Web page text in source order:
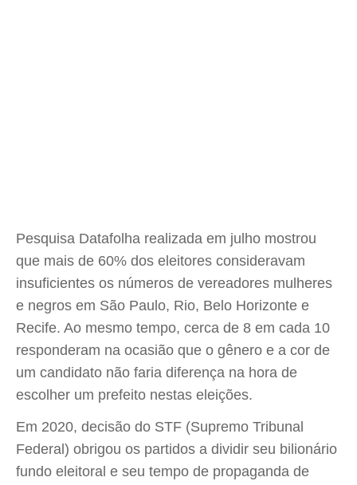
Pesquisa Datafolha realizada em julho mostrou
que mais de 60% dos eleitores consideravam
insuficientes os números de vereadores mulheres
e negros em São Paulo, Rio, Belo Horizonte e
Recife. Ao mesmo tempo, cerca de 8 em cada 10
responderam na ocasião que o gênero e a cor de
um candidato não faria diferença na hora de
escolher um prefeito nestas eleições.
Em 2020, decisão do STF (Supremo Tribunal
Federal) obrigou os partidos a dividir seu bilionário
fundo eleitoral e seu tempo de propaganda de